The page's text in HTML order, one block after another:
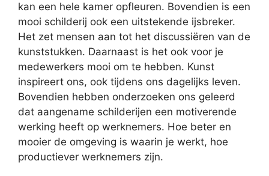
kan een hele kamer opfleuren. Bovendien is een
mooi schilderij ook een uitstekende ijsbreker.
Het zet mensen aan tot het discussiëren van de
kunststukken. Daarnaast is het ook voor je
medewerkers mooi om te hebben. Kunst
inspireert ons, ook tijdens ons dagelijks leven.
Bovendien hebben onderzoeken ons geleerd
dat aangename schilderijen een motiverende
werking heeft op werknemers. Hoe beter en
mooier de omgeving is waarin je werkt, hoe
productiever werknemers zijn.